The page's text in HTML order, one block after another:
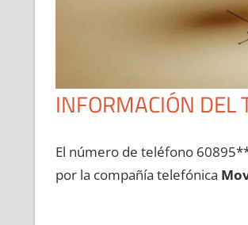
INFORMACIÓN
El número dе teléfono
pοr la compañía telefónica